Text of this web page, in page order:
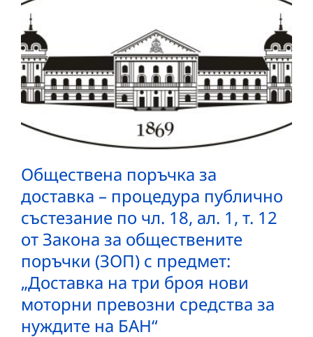
Обществена поръчка за
доставка – процедура публично
състезание по чл. 18, ал. 1, т. 12
от Закона за обществените
поръчки (ЗОП) с предмет:
„Доставка на три броя нови
моторни превозни средства за
нуждите на БАН“